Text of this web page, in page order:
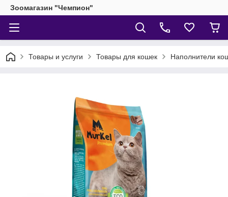
Зоомагазин "Чемпион"
Товары и услуги Товары для кошек Наполнители